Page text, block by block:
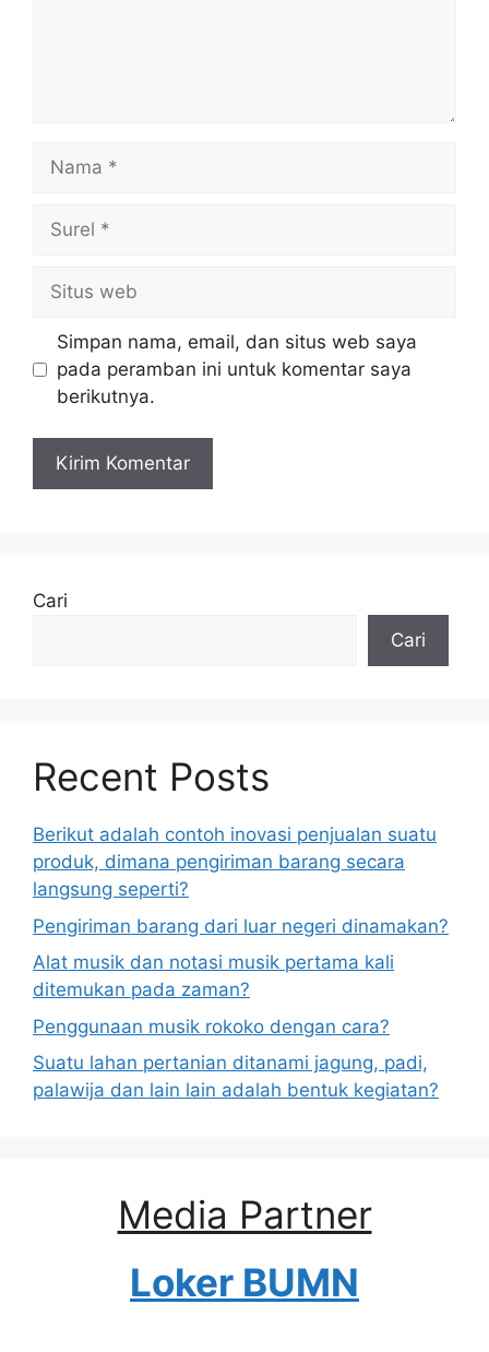
web
Simpan nama, email, dan situs web saya
pada peramban ini untuk komentar saya
berikutnya.
Cari
Cari
Recent Posts
Berikut adalah contoh inovasi penjualan suatu
produk, dimana pengiriman barang secara
langsung seperti?
Pengiriman barang dari luar negeri dinamakan?
Alat musik dan notasi musik pertama kali
ditemukan pada zaman?
Penggunaan musik rokoko dengan cara?
Suatu lahan pertanian ditanami jagung, padi,
palawija dan lain lain adalah bentuk kegiatan?
Media Partner
Loker BUMN